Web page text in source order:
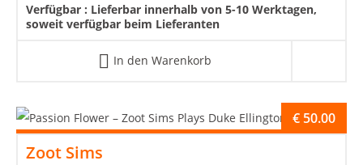
Verfügbar : Lieferbar innerhalb von 5-10 Werktagen,
soweit verfügbar beim Lieferanten
In den Warenkorb
Zoot Sims
€ 50.00